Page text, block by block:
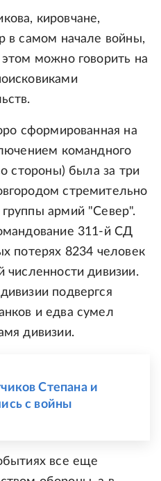
кировчане,
в самом начале войны,
можно говорить на
сформированная на
командного
стороны) была за три
стремительно
армий "Север".
311-й СД
потерях 8234 человек
численности дивизии.
подвергся
и едва сумел
дивизии.
Степана и
с войны
все еще